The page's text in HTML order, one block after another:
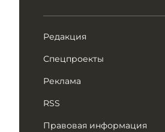
Редакция
Спецпроекты
Реклама
RSS
Правовая информация